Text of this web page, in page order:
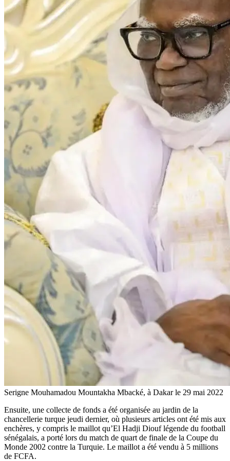
Serigne Mouhamadou Mountakha Mbacké, à Dakar le 29 mai 2022
Ensuite, une collecte de fonds a été organisée au jardin de la
chancellerie turque jeudi dernier, où plusieurs articles ont été mis aux
enchères, y compris le maillot qu’El Hadji Diouf légende du football
sénégalais, a porté lors du match de quart de finale de la Coupe du
Monde 2002 contre la Turquie. Le maillot a été vendu à 5 millions
de FCFA.